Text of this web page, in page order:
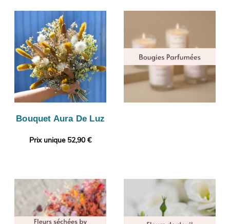
Bouquet Aura De Luz
Prix unique 52,90 €